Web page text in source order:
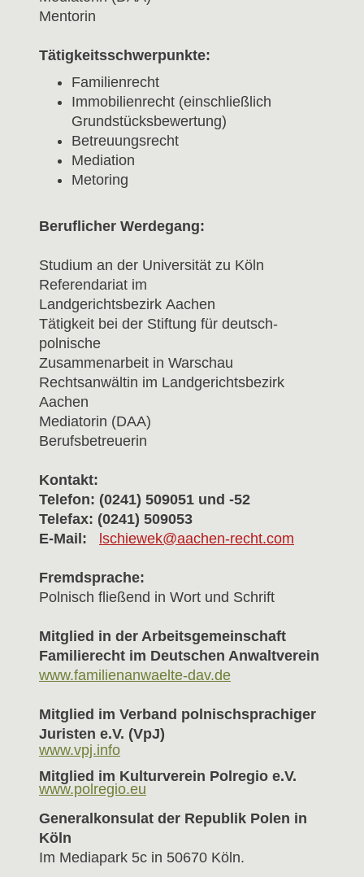
Mentorin
Tätigkeitsschwerpunkte:
Familienrecht
Immobilienrecht (einschließlich
Grundstücksbewertung)
Betreuungsrecht
Mediation
Metoring
Beruflicher Werdegang:
Studium an der Universität zu Köln
Referendariat im
Landgerichtsbezirk Aachen
Tätigkeit bei der Stiftung für deutsch-
polnische
Zusammenarbeit in Warschau
Rechtsanwältin im Landgerichtsbezirk
Aachen
Mediatorin (DAA)
Berufsbetreuerin
Kontakt:
Telefon: (0241) 509051 und -52
Telefax: (0241) 509053
E-Mail:
lschiewek@aachen-recht.com
Fremdsprache:
Polnisch fließend in Wort und Schrift
Mitglied in der Arbeitsgemeinschaft
Familierecht im Deutschen Anwaltverein
www.famili­en­an­waelte-dav.de
Mitglied im Verband polnischsprachiger
Juristen e.V. (VpJ)
www.vpj.info
Mitglied im Kulturverein Polregio e.V.
www.polregio.eu
Generalkonsulat der Republik Polen in
Köln
Im Mediapark 5c in 50670 Köln.